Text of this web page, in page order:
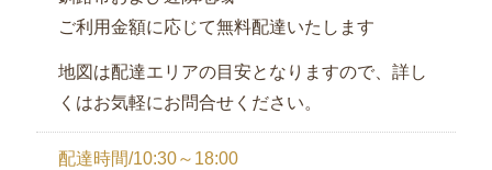
ご利用金額に応じて無料配達いたします
地図は配達エリアの目安となりますので、詳し
くはお気軽にお問合せください。
配達時間/10:30～18:00